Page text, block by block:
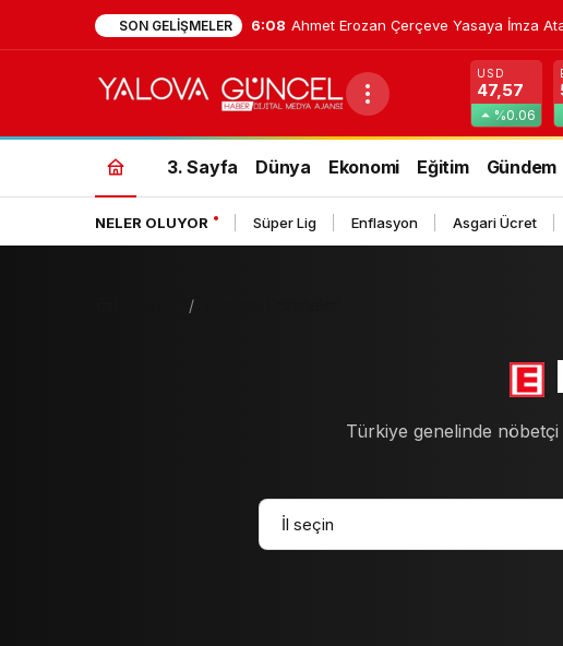
SON GELIŞMELER 6:08 Ahmet Erozan Çerçeve Yasaya İmza
USD
47,57
%0.06
3. Sayfa Dünya Ekonomi Eğitim Gündem
NELER OLUYOR Süper Lig Enflasyon Asgari Ücret
Türkiye genelinde